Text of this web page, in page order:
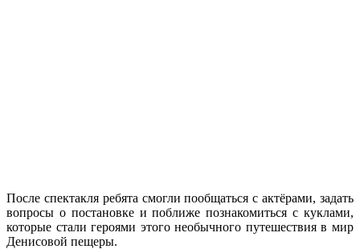
После спектакля ребята смогли пообщаться с актёрами, задать
вопросы о постановке и поближе познакомиться с куклами,
которые стали героями этого необычного путешествия в мир
Денисовой пещеры.